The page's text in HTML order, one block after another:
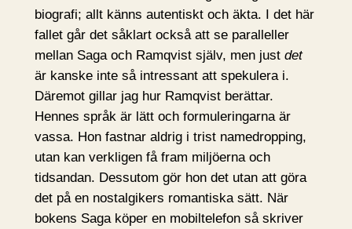
biografi; allt känns autentiskt och äkta. I det här
fallet går det såklart också att se paralleller
mellan Saga och Ramqvist själv, men just det
är kanske inte så intressant att spekulera i.
Däremot gillar jag hur Ramqvist berättar.
Hennes språk är lätt och formuleringarna är
vassa. Hon fastnar aldrig i trist namedropping,
utan kan verkligen få fram miljöerna och
tidsandan. Dessutom gör hon det utan att göra
det på en nostalgikers romantiska sätt. När
bokens Saga köper en mobiltelefon så skriver